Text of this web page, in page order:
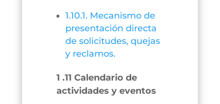
1.10.1. Mecanismo de
presentación directa
de solicitudes, quejas
y reclamos.
1 .11 Calendario de
actividades y eventos